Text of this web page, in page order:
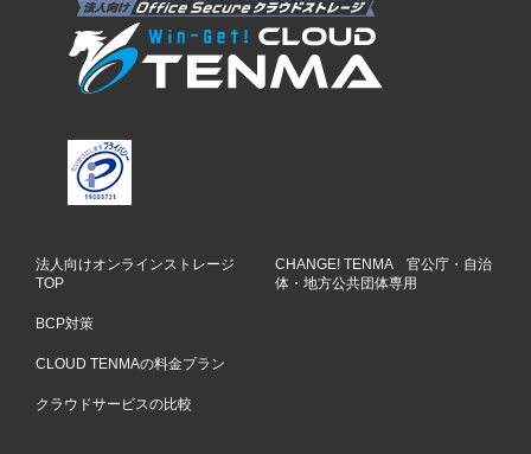
法人向けオンラインストレージ
TOP
BCP対策
CLOUD TENMAの料金プラン
クラウドサービスの比較
CHANGE! TENMA 官公庁・自治
体・地方公共団体専用